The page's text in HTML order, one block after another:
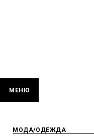
МЕНЮ
МОДА/ОДЕЖДА